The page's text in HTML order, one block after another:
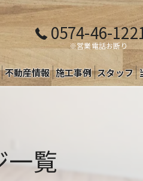
0574-46-
※営業電話お断り
不動産情報 施工事例 スタッフ
一覧